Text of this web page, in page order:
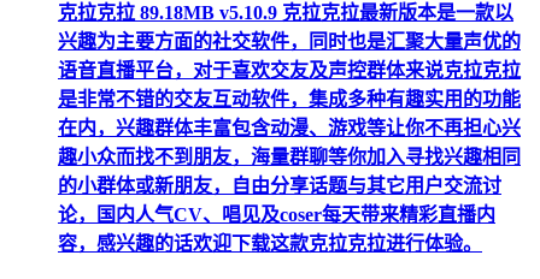
克拉克拉 89.18MB v5.10.9 克拉克拉最新版本是一款以
兴趣为主要方面的社交软件，同时也是汇聚大量声优的
语音直播平台，对于喜欢交友及声控群体来说克拉克拉
是非常不错的交友互动软件，集成多种有趣实用的功能
在内，兴趣群体丰富包含动漫、游戏等让你不再担心兴
趣小众而找不到朋友，海量群聊等你加入寻找兴趣相同
的小群体或新朋友，自由分享话题与其它用户交流讨
论，国内人气CV、唱见及coser每天带来精彩直播内
容，感兴趣的话欢迎下载这款克拉克拉进行体验。